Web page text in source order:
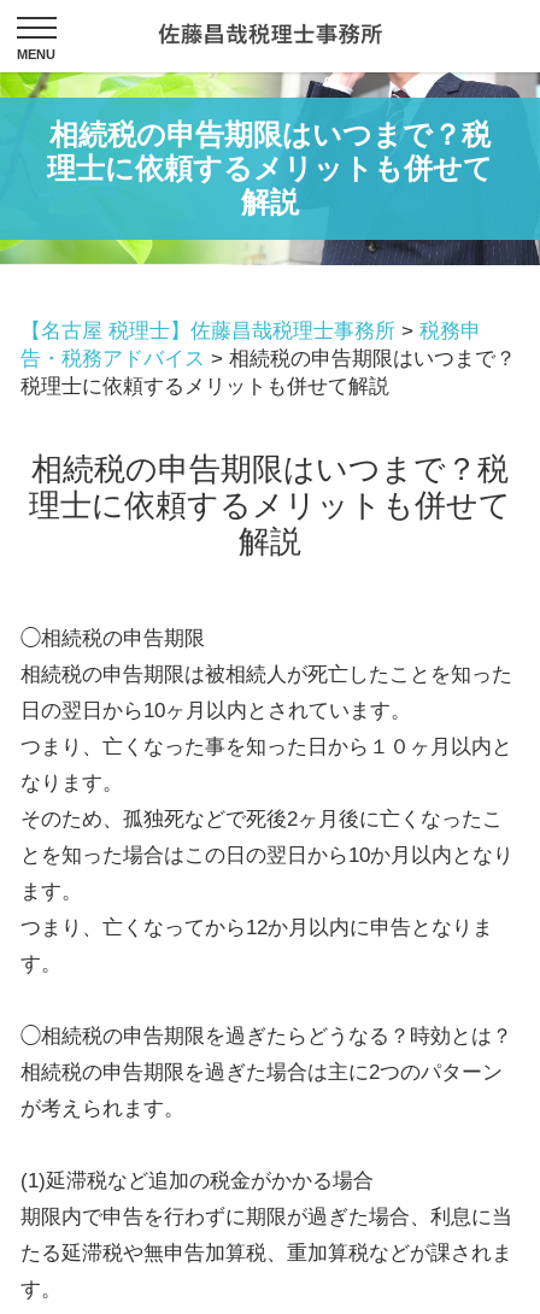
相続税の申告期限はいつまで？税
理士に依頼するメリットも併せて
解説
【名古屋 税理士】佐藤昌哉税理士事務所 > 税務申
告・税務アドバイス > 相続税の申告期限はいつまで？
税理士に依頼するメリットも併せて解説
相続税の申告期限はいつまで？税
理士に依頼するメリットも併せて
解説
◯相続税の申告期限
相続税の申告期限は被相続人が死亡したことを知った
日の翌日から10ヶ月以内とされています。
つまり、亡くなった事を知った日から１０ヶ月以内と
なります。
そのため、孤独死などで死後2ヶ月後に亡くなったこ
とを知った場合はこの日の翌日から10か月以内となり
ます。
つまり、亡くなってから12か月以内に申告となりま
す。
◯相続税の申告期限を過ぎたらどうなる？時効とは？
相続税の申告期限を過ぎた場合は主に2つのパターン
が考えられます。
(1)延滞税など追加の税金がかかる場合
期限内で申告を行わずに期限が過ぎた場合、利息に当
たる延滞税や無申告加算税、重加算税などが課されま
す。